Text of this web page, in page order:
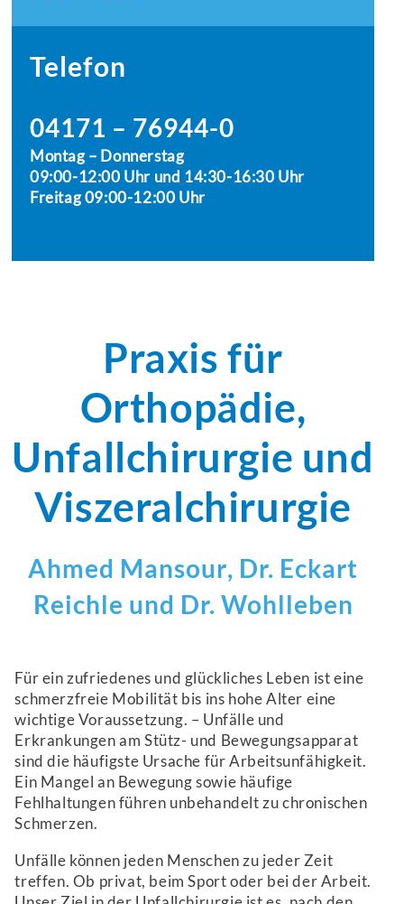
Telefon
04171 – 76944-0
Montag – Donnerstag
09:00-12:00 Uhr und 14:30-16:30 Uhr
Freitag 09:00-12:00 Uhr
Praxis für
Orthopädie,
Unfallchirurgie und
Viszeralchirurgie
Ahmed Mansour, Dr. Eckart
Reichle und Dr. Wohlleben
Für ein zufriedenes und glückliches Leben ist eine
schmerzfreie Mobilität bis ins hohe Alter eine
wichtige Voraussetzung. – Unfälle und
Erkrankungen am Stütz- und Bewegungsapparat
sind die häufigste Ursache für Arbeitsunfähigkeit.
Ein Mangel an Bewegung sowie häufige
Fehlhaltungen führen unbehandelt zu chronischen
Schmerzen.
Unfälle können jeden Menschen zu jeder Zeit
treffen. Ob privat, beim Sport oder bei der Arbeit.